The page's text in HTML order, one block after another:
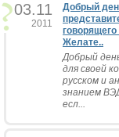
03.11
2011
Добрый
Желате..
Добрый
для своей
русском и
знанием
есл...